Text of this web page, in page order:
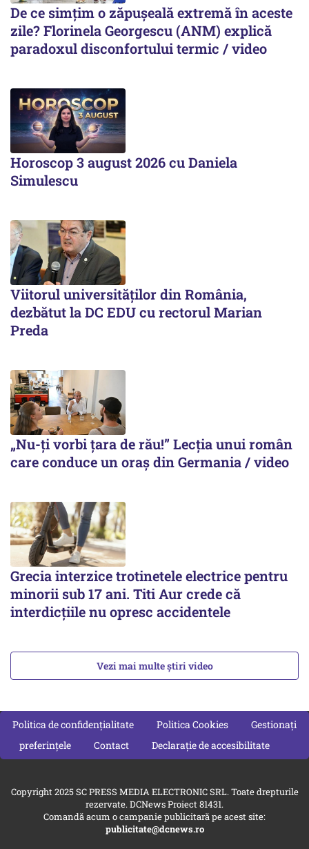
De ce simțim o zăpușeală extremă în aceste
zile? Florinela Georgescu (ANM) explică
paradoxul disconfortului termic / video
Horoscop 3 august 2026 cu Daniela
Simulescu
Viitorul universităților din România,
dezbătut la DC EDU cu rectorul Marian
Preda
„Nu-ți vorbi țara de rău!” Lecția unui român
care conduce un oraș din Germania / video
Grecia interzice trotinetele electrice pentru
minorii sub 17 ani. Titi Aur crede că
interdicţiile nu opresc accidentele
Vezi mai multe știri video
Politica de confidențialitate Politica Cookies
Gestionați
preferințele
Contact Declarație de accesibilitate
Copyright 2025 SC PRESS MEDIA ELECTRONIC SRL. Toate drepturile
rezervate. DCNews Proiect 81431.
Comandă acum o campanie publicitară pe acest site:
publicitate@dcnews.ro